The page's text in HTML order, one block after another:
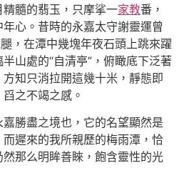
髓的翡玉，只摩挲一家教番，
心。昔時的永嘉太守謝靈運曾
，在潭中幾塊年夜石頭上跳來躍
山處的“自清亭”，俯瞰底下泛著
知只消拉開這幾十米，靜態即
之不竭之感。
嘉勝盡之境也，它的名望顯然是
遲來的我所親歷的梅雨潭，恰
那么明眸善睞，飽含靈性的光